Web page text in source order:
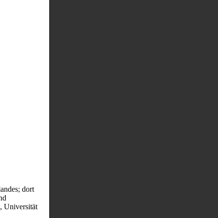
dort
Universität